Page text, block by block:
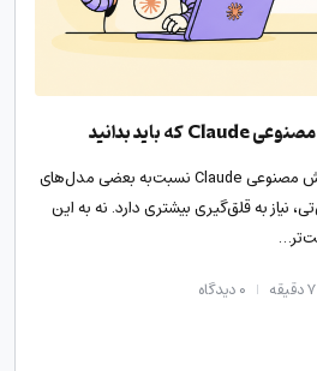
طبق تجربه من، کارکردن با هوش مصنوعی Claude نسبت‌به بعضی مدل‌های
نیاز به قلق‌گیری بیشتری دارد. نه به این
۰دیدگاه